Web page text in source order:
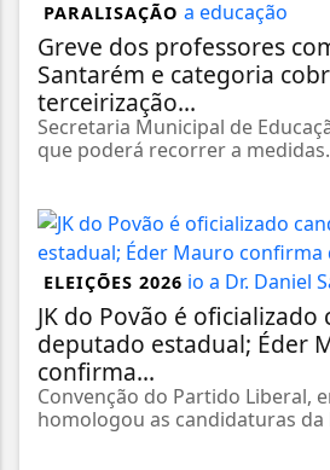
PARALISAÇÃO
Greve dos professores
Santarém e categoria
terceirização...
Secretaria Municipal de
que poderá recorrer a
ELEIÇÕES 2026
JK do Povão é oficializado
deputado estadual; Éder
confirma...
Convenção do Partido Liberal,
homologou as candidaturas da